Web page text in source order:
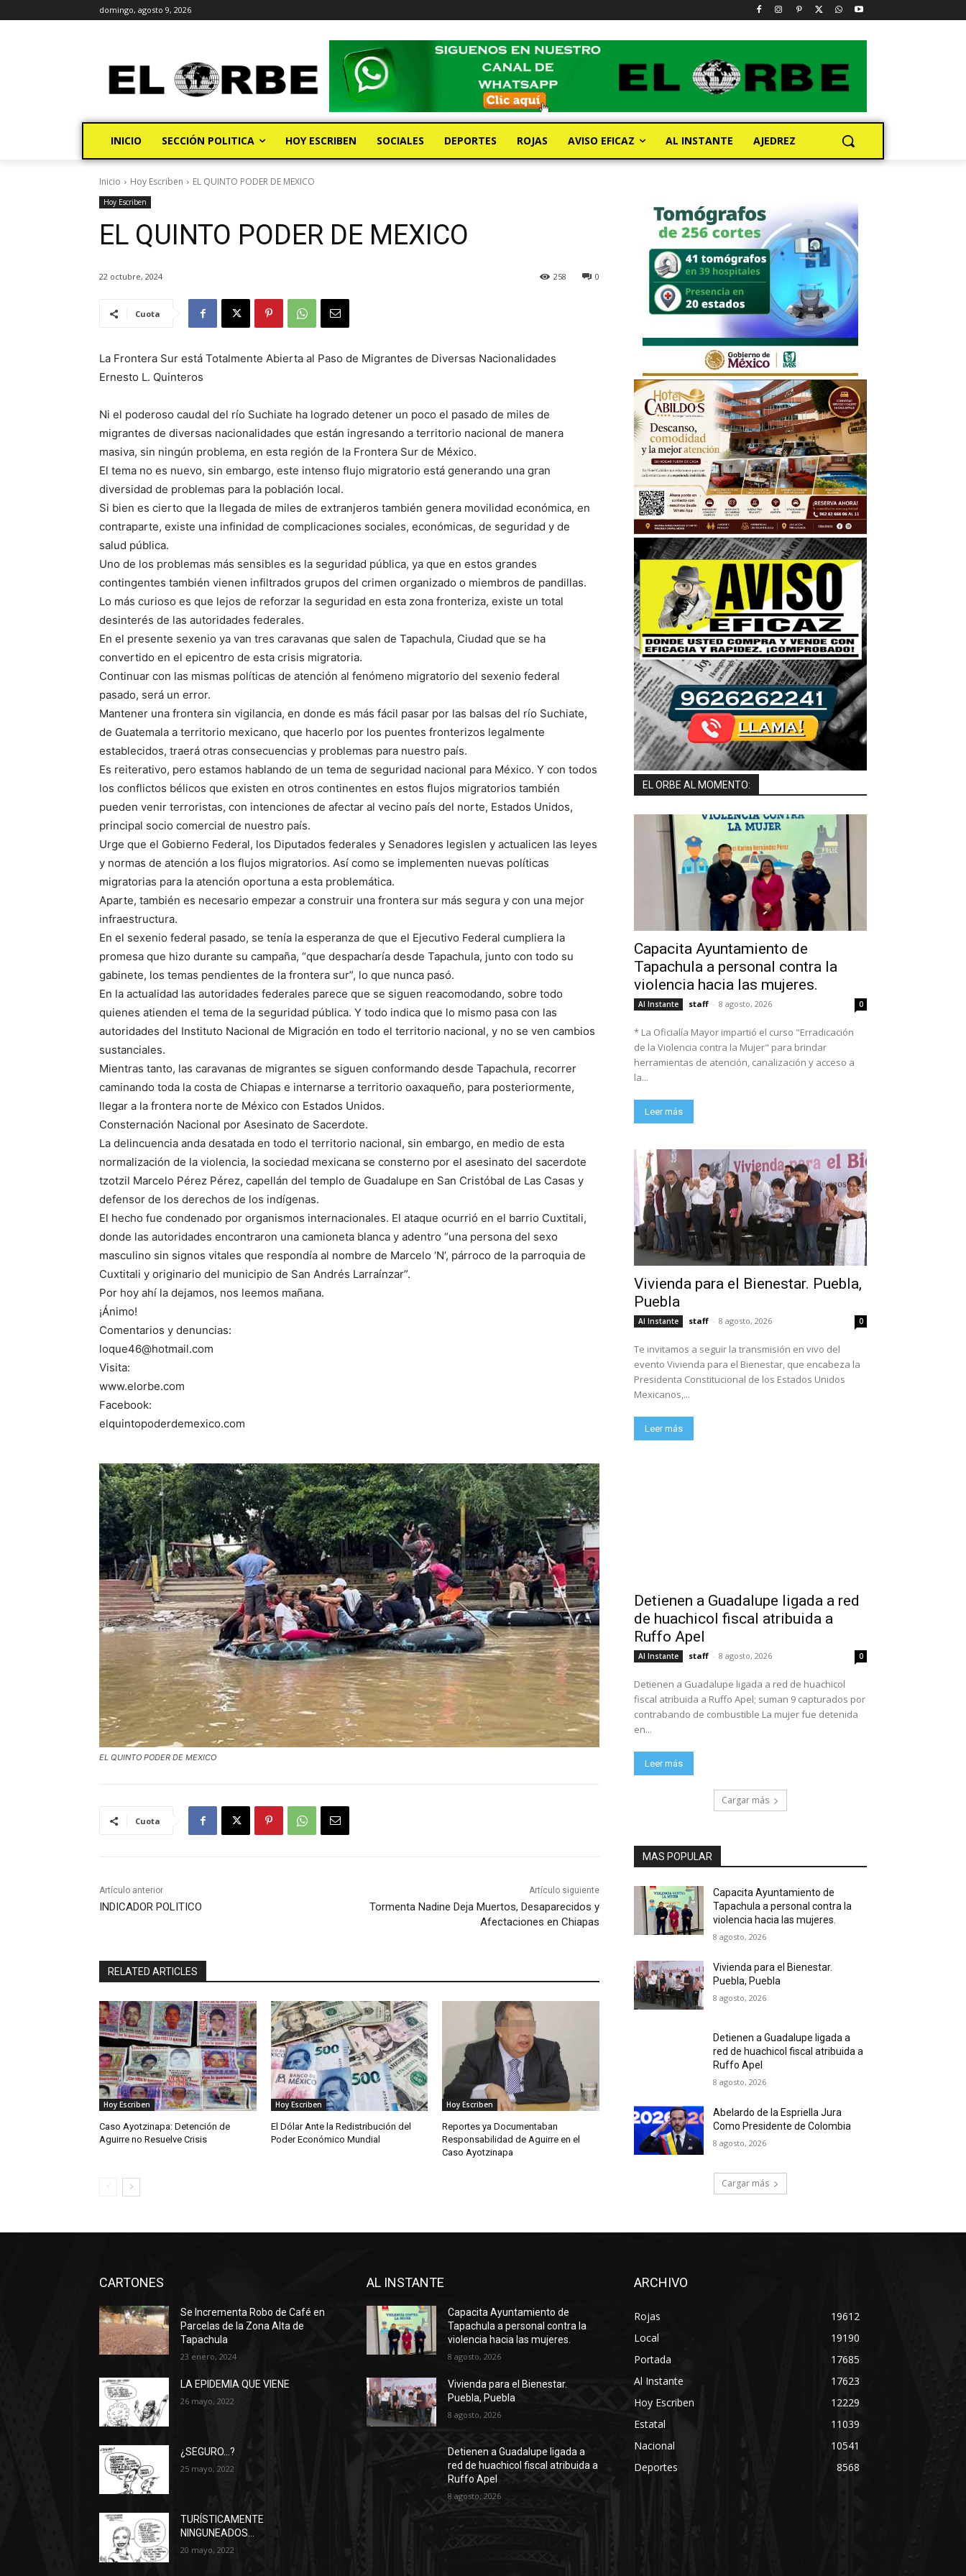
domingo, agosto 9, 2026
INICIO SECCIÓN POLITICA HOY ESCRIBEN SOCIALES DEPORTES ROJAS AVISO EFICAZ AL INSTANTE AJEDREZ
Inicio Hoy Escriben EL QUINTO PODER DE MEXICO
Hoy Escriben
EL QUINTO PODER DE MEXICO
22 octubre, 2024 0
258
Cuota
La Frontera Sur está Totalmente Abierta al Paso de Migrantes de Diversas Nacionalidades
Ernesto L. Quinteros
Ni el poderoso caudal del río Suchiate ha logrado detener un poco el pasado de miles de
migrantes de diversas nacionalidades que están ingresando a territorio nacional de manera
masiva, sin ningún problema, en esta región de la Frontera Sur de México.
El tema no es nuevo, sin embargo, este intenso flujo migratorio está generando una gran
diversidad de problemas para la población local.
Si bien es cierto que la llegada de miles de extranjeros también genera movilidad económica, en
contraparte, existe una infinidad de complicaciones sociales, económicas, de seguridad y de
salud pública.
Uno de los problemas más sensibles es la seguridad pública, ya que en estos grandes
contingentes también vienen infiltrados grupos del crimen organizado o miembros de pandillas.
Lo más curioso es que lejos de reforzar la seguridad en esta zona fronteriza, existe un total
desinterés de las autoridades federales.
En el presente sexenio ya van tres caravanas que salen de Tapachula, Ciudad que se ha
convertido en el epicentro de esta crisis migratoria.
Continuar con las mismas políticas de atención al fenómeno migratorio del sexenio federal
pasado, será un error.
Mantener una frontera sin vigilancia, en donde es más fácil pasar por las balsas del río Suchiate,
de Guatemala a territorio mexicano, que hacerlo por los puentes fronterizos legalmente
establecidos, traerá otras consecuencias y problemas para nuestro país.
Es reiterativo, pero estamos hablando de un tema de seguridad nacional para México. Y con todos
los conflictos bélicos que existen en otros continentes en estos flujos migratorios también
pueden venir terroristas, con intenciones de afectar al vecino país del norte, Estados Unidos,
principal socio comercial de nuestro país.
Urge que el Gobierno Federal, los Diputados federales y Senadores legislen y actualicen las leyes
y normas de atención a los flujos migratorios. Así como se implementen nuevas políticas
migratorias para la atención oportuna a esta problemática.
Aparte, también es necesario empezar a construir una frontera sur más segura y con una mejor
infraestructura.
En el sexenio federal pasado, se tenía la esperanza de que el Ejecutivo Federal cumpliera la
promesa que hizo durante su campaña, “que despacharía desde Tapachula, junto con todo su
gabinete, los temas pendientes de la frontera sur”, lo que nunca pasó.
En la actualidad las autoridades federales parece que se siguen reacomodando, sobre todo
quienes atienden el tema de la seguridad pública. Y todo indica que lo mismo pasa con las
autoridades del Instituto Nacional de Migración en todo el territorio nacional, y no se ven cambios
sustanciales.
Mientras tanto, las caravanas de migrantes se siguen conformando desde Tapachula, recorrer
caminando toda la costa de Chiapas e internarse a territorio oaxaqueño, para posteriormente,
llegar a la frontera norte de México con Estados Unidos.
Consternación Nacional por Asesinato de Sacerdote.
La delincuencia anda desatada en todo el territorio nacional, sin embargo, en medio de esta
normalización de la violencia, la sociedad mexicana se consterno por el asesinato del sacerdote
tzotzil Marcelo Pérez Pérez, capellán del templo de Guadalupe en San Cristóbal de Las Casas y
defensor de los derechos de los indígenas.
El hecho fue condenado por organismos internacionales. El ataque ocurrió en el barrio Cuxtitali,
donde las autoridades encontraron una camioneta blanca y adentro “una persona del sexo
masculino sin signos vitales que respondía al nombre de Marcelo ‘N’, párroco de la parroquia de
Cuxtitali y originario del municipio de San Andrés Larraínzar”.
Por hoy ahí la dejamos, nos leemos mañana.
¡Ánimo!
Comentarios y denuncias:
loque46@hotmail.com
Visita:
www.elorbe.com
Facebook:
elquintopoderdemexico.com
EL QUINTO PODER DE MEXICO
Cuota
Artículo anterior
INDICADOR POLITICO
Artículo siguiente
Tormenta Nadine Deja Muertos, Desaparecidos y
Afectaciones en Chiapas
RELATED ARTICLES
Hoy Escriben
Caso Ayotzinapa: Detención de
Aguirre no Resuelve Crisis
Hoy Escriben
El Dólar Ante la Redistribución del
Poder Económico Mundial
Hoy Escriben
Reportes ya Documentaban
Responsabilidad de Aguirre en el
Caso Ayotzinapa
EL ORBE AL MOMENTO:
Capacita Ayuntamiento de
Tapachula a personal contra la
violencia hacia las mujeres.
Al Instante staff - 8 agosto, 2026 0
* La Oficialía Mayor impartió el curso "Erradicación
de la Violencia contra la Mujer" para brindar
herramientas de atención, canalización y acceso a
la...
Leer más
Vivienda para el Bienestar. Puebla,
Puebla
Al Instante staff - 8 agosto, 2026 0
Te invitamos a seguir la transmisión en vivo del
evento Vivienda para el Bienestar, que encabeza la
Presidenta Constitucional de los Estados Unidos
Mexicanos,...
Leer más
Detienen a Guadalupe ligada a red
de huachicol fiscal atribuida a
Ruffo Apel
Al Instante staff - 8 agosto, 2026 0
Detienen a Guadalupe ligada a red de huachicol
fiscal atribuida a Ruffo Apel; suman 9 capturados por
contrabando de combustible La mujer fue detenida
en...
Leer más
Cargar más
MAS POPULAR
Capacita Ayuntamiento de
Tapachula a personal contra la
violencia hacia las mujeres.
8 agosto, 2026
Vivienda para el Bienestar.
Puebla, Puebla
8 agosto, 2026
Detienen a Guadalupe ligada a
red de huachicol fiscal atribuida a
Ruffo Apel
8 agosto, 2026
Abelardo de la Espriella Jura
Como Presidente de Colombia
8 agosto, 2026
Cargar más
CARTONES
Se Incrementa Robo de Café en
Parcelas de la Zona Alta de
Tapachula
23 enero, 2024
LA EPIDEMIA QUE VIENE
26 mayo, 2022
¿SEGURO…?
25 mayo, 2022
TURÍSTICAMENTE
NINGUNEADOS…
20 mayo, 2022
AL INSTANTE
Capacita Ayuntamiento de
Tapachula a personal contra la
violencia hacia las mujeres.
8 agosto, 2026
Vivienda para el Bienestar.
Puebla, Puebla
8 agosto, 2026
Detienen a Guadalupe ligada a
red de huachicol fiscal atribuida a
Ruffo Apel
8 agosto, 2026
ARCHIVO
Rojas
19612
Local
19190
Portada
17685
Al Instante
17623
Hoy Escriben
12229
Estatal
11039
Nacional
10541
Deportes
8568